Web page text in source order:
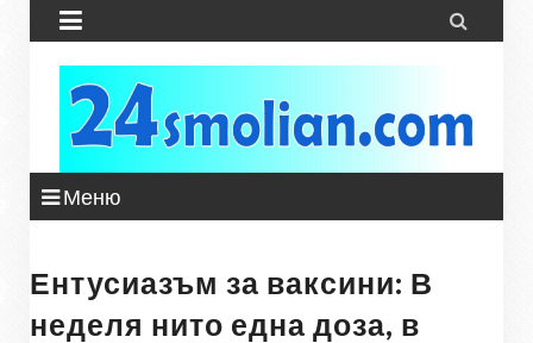
 
Меню
Ентусиазъм за ваксини: В
неделя нито една доза, в